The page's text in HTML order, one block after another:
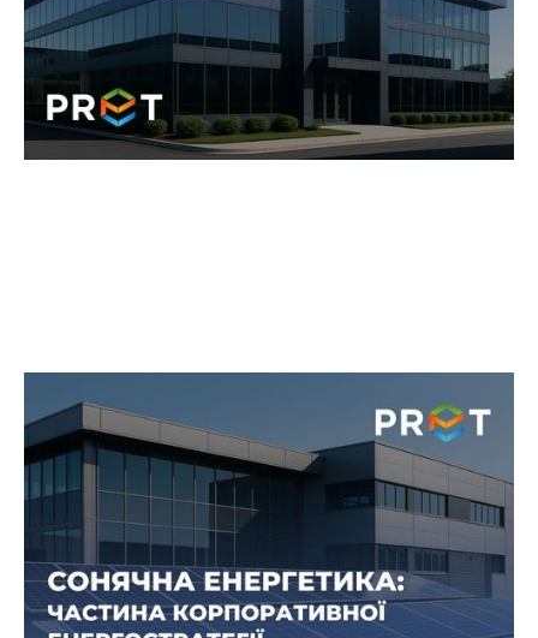
розвитку.
Сонячна енергія як частина
енергетичної стратегії
підприємства
Сонячні електростанції стають не лише модним
трендом, а й практичним інструментом
управління енергосистемою. Але ключ у тому,
щоб правильно вписати СЕС у роботу бізнесу. І
саме тут на перший план виходить
енергоконсалтинг.